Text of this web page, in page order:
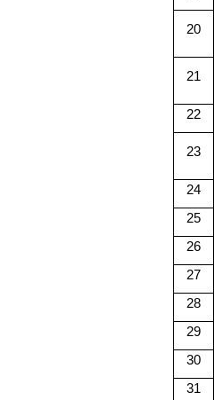
20
21
22
23
24
25
26
27
28
29
30
31